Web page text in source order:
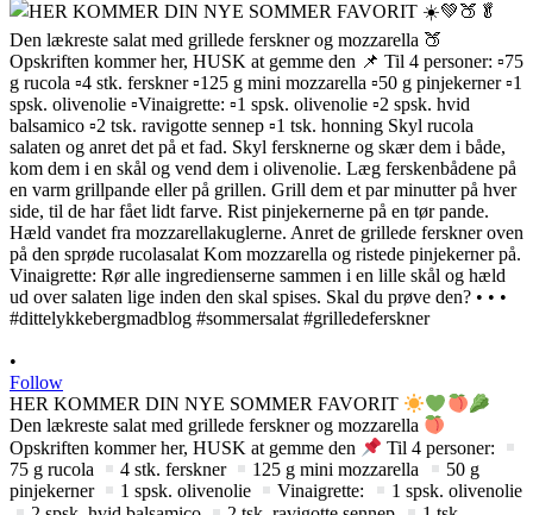
•
Follow
HER KOMMER DIN NYE SOMMER FAVORIT
Den lækreste salat med grillede ferskner og mozzarella
Opskriften kommer her, HUSK at gemme den
Til 4 personer:
75 g rucola
4 stk. ferskner 125 g mini mozzarella
50 g
pinjekerner
1 spsk. olivenolie Vinaigrette:
1 spsk. olivenolie